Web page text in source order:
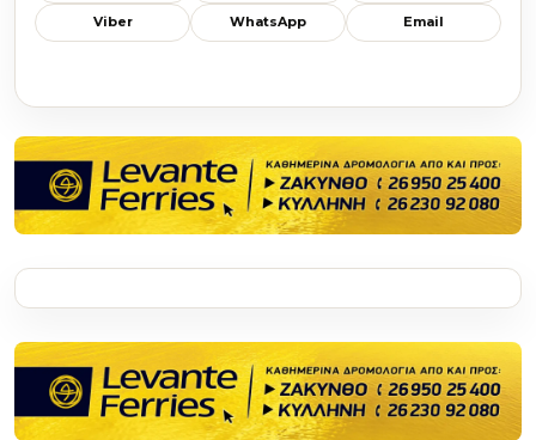
Viber WhatsApp Email